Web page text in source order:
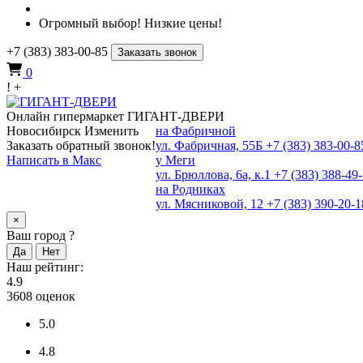
Огромный выбор! Низкие цены!
+7 (383) 383-00-85 Заказать звонок
0
! +
Онлайн гипермаркет ГИГАНТ-ДВЕРИ
Новосибирск Изменить
Заказать обратный звонок!
Написать в Макс
на Фабричной
ул. Фабричная, 55Б +7 (383) 383-00-
у Меги
ул. Брюллова, 6а, к.1 +7 (383) 388-
на Родниках
ул. Мясниковой, 12 +7 (383) 390-20-
×
Ваш город ?
Наш рейтинг:
4.9
3608 оценок
5.0
4.8